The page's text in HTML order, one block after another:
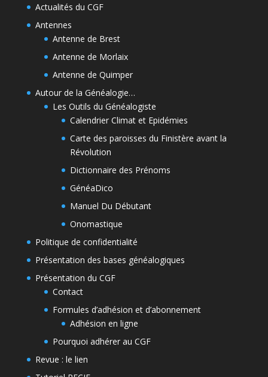
Actualités du CGF
Antennes
Antenne de Brest
Antenne de Morlaix
Antenne de Quimper
Autour de la Généalogie…
Les Outils du Généalogiste
Calendrier Climat et Epidémies
Carte des paroisses du Finistère avant la
Révolution
Dictionnaire des Prénoms
GénéaDico
Manuel Du Débutant
Onomastique
Politique de confidentialité
Présentation des bases généalogiques
Présentation du CGF
Contact
Formules d’adhésion et d’abonnement
Adhésion en ligne
Pourquoi adhérer au CGF
Revue : le lien